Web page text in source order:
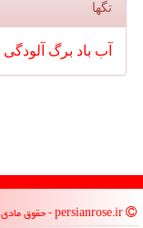
تگها
آب باد برگ آلودگی